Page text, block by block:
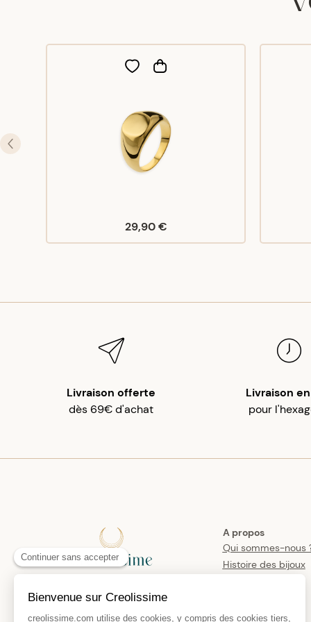
29,90 €
Livraison offerte
dès 69€ d'achat
Livraison
pour
A propos
Qui sommes-nous
Histoire des bijoux